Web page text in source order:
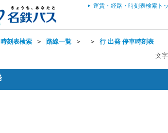
運賃・経路・時刻表検索ト
刻表検索 ＞ 路線一覧 ＞ ＞ 行 出発 停車時刻表
文